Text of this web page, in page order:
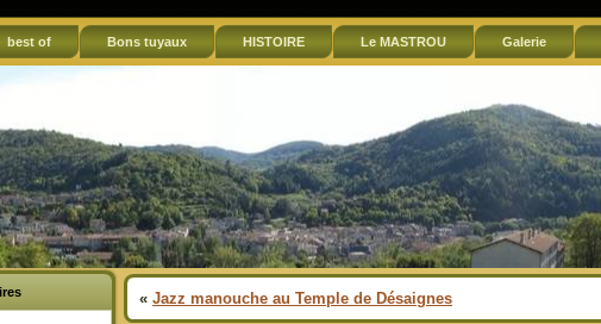
best of Bons tuyaux HISTOIRE Le MASTROU Galerie
« Jazz manouche au Temple de Désaignes